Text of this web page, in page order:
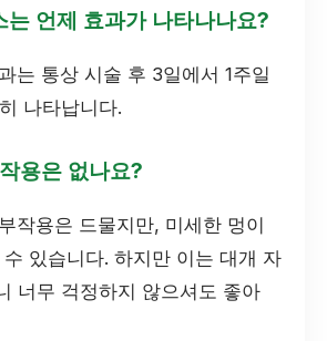
는 언제 효과가 나타나나요?
는 통상 시술 후 3일에서 1주일
나타납니다.
용은 없나요?
작용은 드물지만, 미세한 멍이
있습니다. 하지만 이는 대개 자
너무 걱정하지 않으셔도 좋아